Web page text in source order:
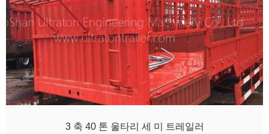
3 축 40 톤 울타리 세 미 트레일러